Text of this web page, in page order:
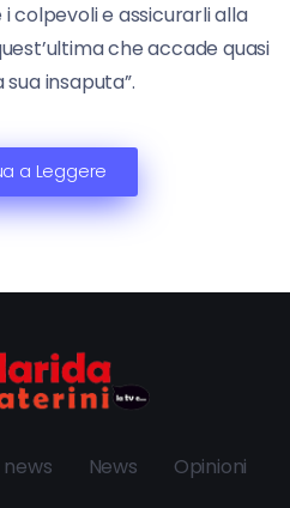
colpevoli e assicurarli alla
che accade quasi
insaputa”.
a Leggere
News Opinioni